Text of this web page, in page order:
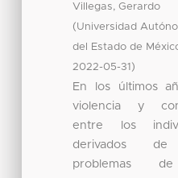
Villegas, Gerardo
(Universidad
del Estado de
2022-05-31 )
En los últimos
violencia y
entre los
derivados
problemas